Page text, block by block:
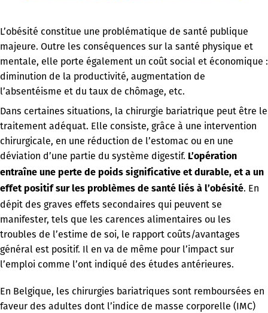
L’obésité constitue une problématique de santé publique
majeure. Outre les conséquences sur la santé physique et
mentale, elle porte également un coût social et économique :
diminution de la productivité, augmentation de
l’absentéisme et du taux de chômage, etc.
Dans certaines situations, la chirurgie bariatrique peut être le
traitement adéquat. Elle consiste, grâce à une intervention
chirurgicale, en une réduction de l’estomac ou en une
déviation d’une partie du système digestif. L’opération
entraîne une perte de poids significative et durable, et a un
effet positif sur les problèmes de santé liés à l’obésité. En
dépit des graves effets secondaires qui peuvent se
manifester, tels que les carences alimentaires ou les
troubles de l’estime de soi, le rapport coûts/avantages
général est positif. Il en va de même pour l’impact sur
l’emploi comme l’ont indiqué des études antérieures.
En Belgique, les chirurgies bariatriques sont remboursées en
faveur des adultes dont l’indice de masse corporelle (IMC)